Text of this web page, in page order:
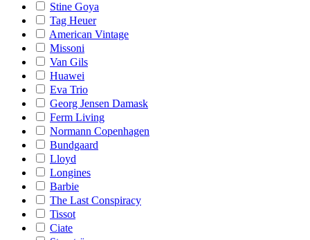
Stine Goya
Tag Heuer
American Vintage
Missoni
Van Gils
Huawei
Eva Trio
Georg Jensen Damask
Ferm Living
Normann Copenhagen
Bundgaard
Lloyd
Longines
Barbie
The Last Conspiracy
Tissot
Ciate